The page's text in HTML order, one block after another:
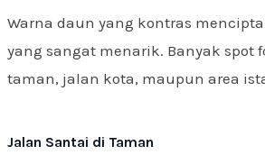
Warna daun yang kontras
yang sangat menarik. Banyak spot
taman, jalan kota, maupun area
Jalan Santai di Taman